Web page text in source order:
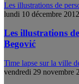
Les illustrations de
lundi 10 décembre 2012
Les illustrations
Begović
Time lapse sur la ville
vendredi 29 novembre